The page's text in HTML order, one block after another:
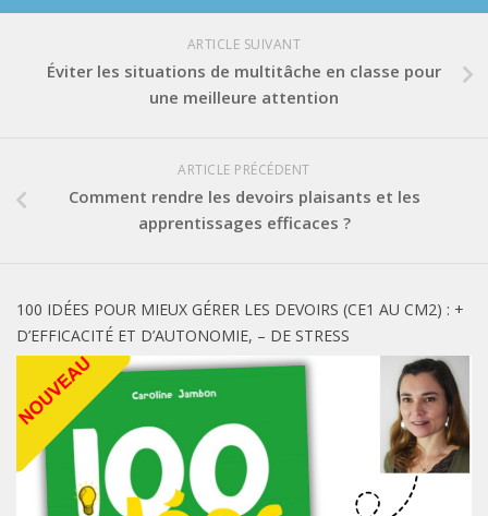
ARTICLE SUIVANT
Éviter les situations de multitâche en classe pour
une meilleure attention
ARTICLE PRÉCÉDENT
Comment rendre les devoirs plaisants et les
apprentissages efficaces ?
100 IDÉES POUR MIEUX GÉRER LES DEVOIRS (CE1 AU CM2) : +
D’EFFICACITÉ ET D’AUTONOMIE, – DE STRESS